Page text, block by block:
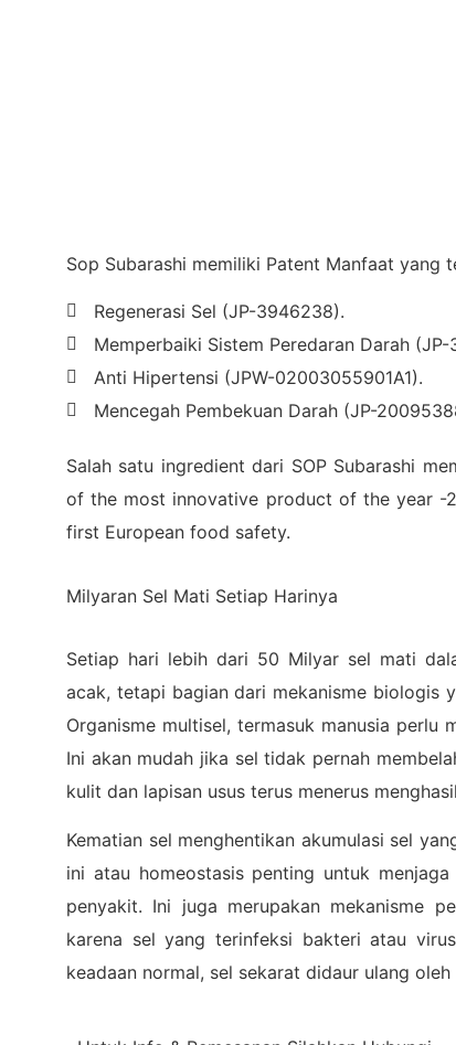
Sop Subarashi memiliki Patent Manfaat yang
Regenerasi Sel (JP-3946238).
Memperbaiki Sistem Peredaran Darah
Anti Hipertensi (JPW-02003055901A1).
Mencegah Pembekuan Darah (JP-
Salah satu ingredient dari SOP Subarashi
of the most innovative product of the year -
first European food safety.
Milyaran Sel Mati Setiap Harinya
Setiap hari lebih dari 50 Milyar sel mati
acak, tetapi bagian dari mekanisme biologis
Organisme multisel, termasuk manusia perlu
Ini akan mudah jika sel tidak pernah
kulit dan lapisan usus terus menerus
Kematian sel menghentikan akumulasi sel
ini atau homeostasis penting untuk
penyakit. Ini juga merupakan mekanisme
karena sel yang terinfeksi bakteri atau
keadaan normal, sel sekarat didaur ulang